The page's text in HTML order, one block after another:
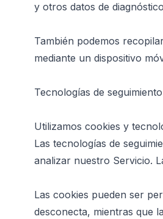
y otros datos de
También podemos
mediante un dispositivo
Tecnologías de
Utilizamos cookies y
Las tecnologías de
analizar nuestro Servicio.
Las cookies pueden ser
desconecta, mientras que